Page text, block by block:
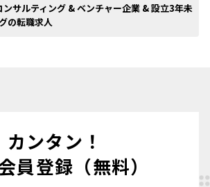
ンサルティング & ベンチャー企業 & 設立3年未
の転職求人
カンタン！
員登録（無料）